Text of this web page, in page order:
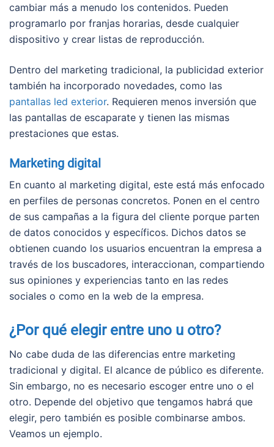
cambiar más a menudo los contenidos. Pueden
programarlo por franjas horarias, desde cualquier
dispositivo y crear listas de reproducción.
Dentro del marketing tradicional, la publicidad exterior
también ha incorporado novedades, como las
pantallas led exterior. Requieren menos inversión que
las pantallas de escaparate y tienen las mismas
prestaciones que estas.
Marketing digital
En cuanto al marketing digital, este está más enfocado
en perfiles de personas concretos. Ponen en el centro
de sus campañas a la figura del cliente porque parten
de datos conocidos y específicos. Dichos datos se
obtienen cuando los usuarios encuentran la empresa a
través de los buscadores, interaccionan, compartiendo
sus opiniones y experiencias tanto en las redes
sociales o como en la web de la empresa.
¿Por qué elegir entre uno u otro?
No cabe duda de las diferencias entre marketing
tradicional y digital. El alcance de público es diferente.
Sin embargo, no es necesario escoger entre uno o el
otro. Depende del objetivo que tengamos habrá que
elegir, pero también es posible combinarse ambos.
Veamos un ejemplo.